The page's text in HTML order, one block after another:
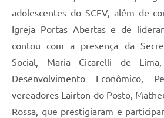
adolescentes do SCFV, além de
Igreja Portas Abertas e de
contou com a presença da
Social, Maria Cicarelli de
Desenvolvimento Econômico,
vereadores Lairton do Posto,
Rossa, que prestigiaram e